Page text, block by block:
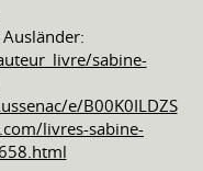
sabine-
e/B00K0ILDZS
livres-sabine-